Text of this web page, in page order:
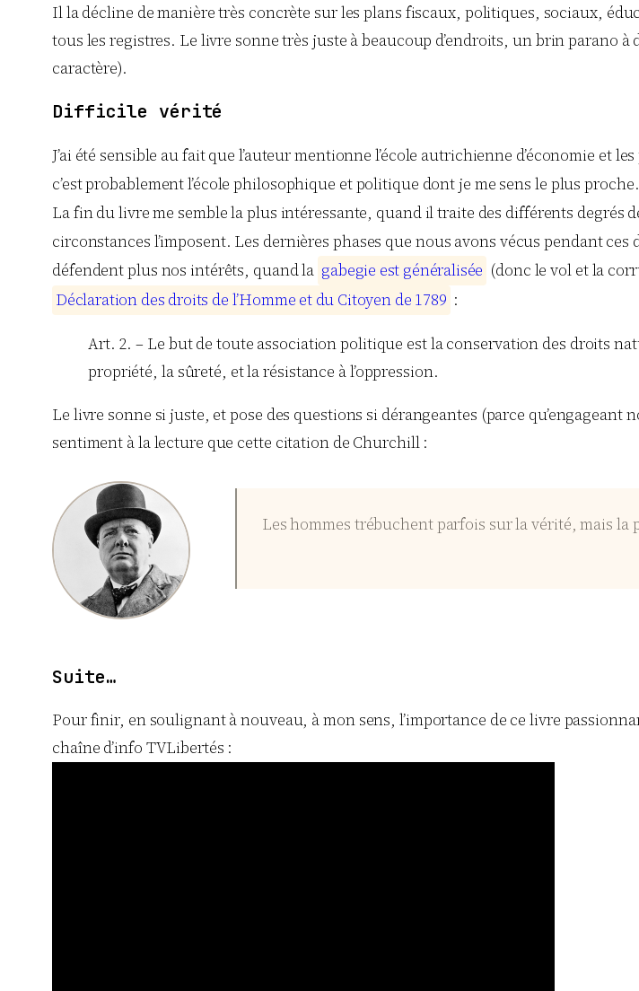
Il la décline de manière très concrète sur les plans fiscaux, politiques, sociaux,
tous les registres. Le livre sonne très juste à beaucoup d’endroits, un brin parano à
caractère).
Difficile vérité
J’ai été sensible au fait que l’auteur mentionne l’école autrichienne d’économie et
c’est probablement l’école philosophique et politique dont je me sens le plus proche.
La fin du livre me semble la plus intéressante, quand il traite des différents degrés
circonstances l’imposent. Les dernières phases que nous avons vécus pendant
défendent plus nos intérêts, quand la gabegie est généralisée (donc le vol et la
Déclaration des droits de l’Homme et du Citoyen de 1789 :
Art. 2. – Le but de toute association politique est la conservation des droits
propriété, la sûreté, et la résistance à l’oppression.
Le livre sonne si juste, et pose des questions si dérangeantes (parce
sentiment à la lecture que cette citation de Churchill :
Les hommes trébuchent parfois sur la vérité, mais
Suite…
Pour finir, en soulignant à nouveau, à mon sens, l’importance de ce livre
chaîne d’info TVLibertés :